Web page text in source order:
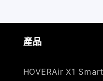
產品
HOVERAir X1 Smart